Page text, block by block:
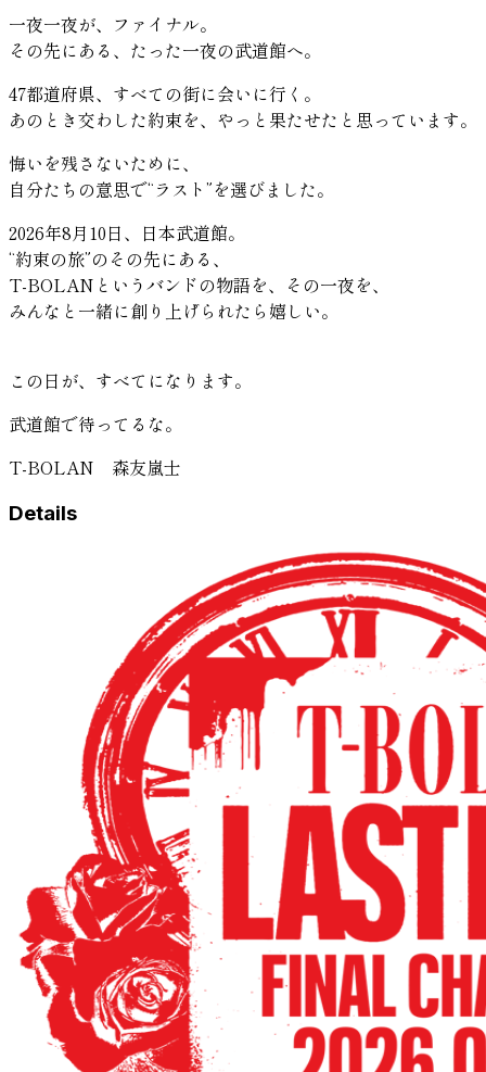
一夜一夜が、ファイナル。
その先にある、たった一夜の武道館へ。
47都道府県、すべての街に会いに行く。
あのとき交わした約束を、やっと果たせたと思っています。
悔いを残さないために、
自分たちの意思で“ラスト”を選びました。
2026年8月10日、日本武道館。
“約束の旅”のその先にある、
T-BOLANというバンドの物語を、その一夜を、
みんなと一緒に創り上げられたら嬉しい。
この日が、すべてになります。
武道館で待ってるな。
T-BOLAN 森友嵐士
Details